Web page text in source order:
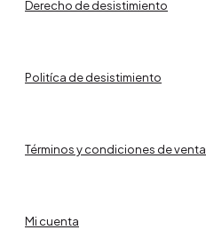
Derecho de desistimiento
Politíca de desistimiento
Términos y condiciones de venta
Mi cuenta